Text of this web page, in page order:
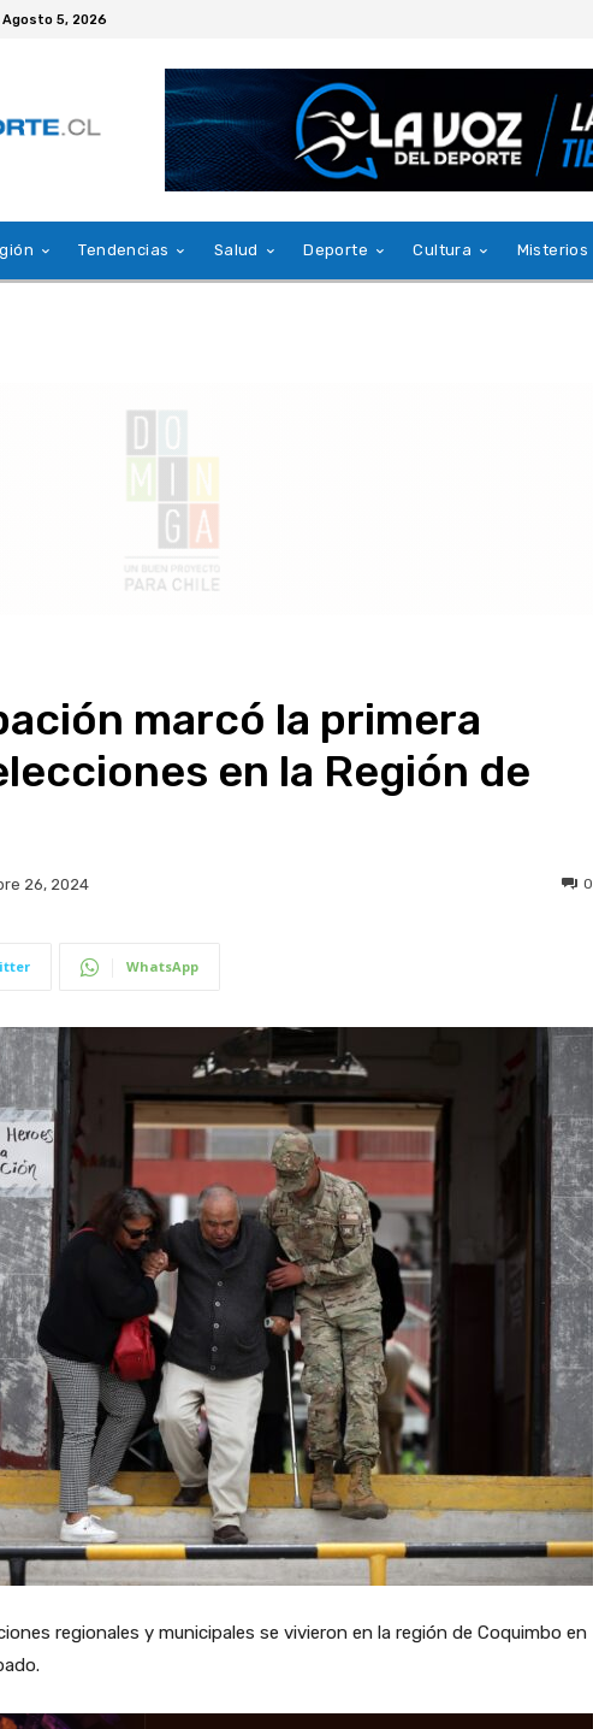
5, 2026
Tendencias Salud Deporte Cultura Misterios
marcó la primera
en la Región de
26, 2024 0
WhatsApp
regionales y municipales se vivieron en la región de Coquimbo en